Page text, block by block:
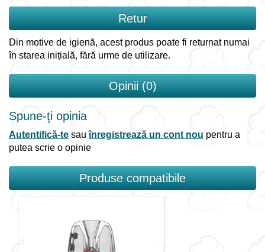
Retur
Din motive de igienă, acest produs poate fi returnat numai
în starea inițială, fără urme de utilizare.
Opinii (0)
Spune-ţi opinia
Autentifică-te sauînregistrează un cont nou pentru a
putea scrie o opinie
Produse compatibile